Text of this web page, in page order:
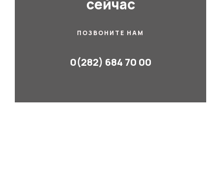
сейчас
ПОЗВОНИТЕ НАМ
0(282) 684 70 00